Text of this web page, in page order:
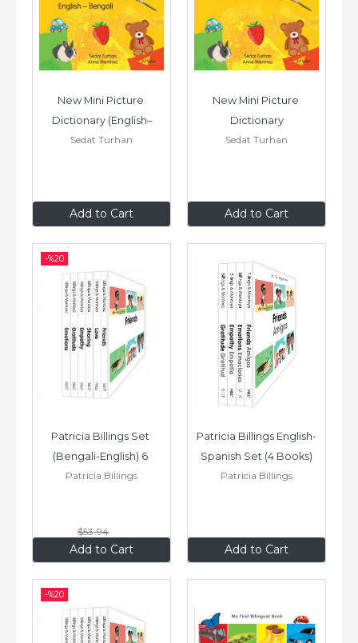
Add to Cart
New Mini Picture
Dictionary (English–
Bengali)
Sedat Turhan
$9.99 Add to Cart
New Mini Picture
Dictionary
Sedat Turhan
$9.99
-%20
Add to Cart
Patricia Billings Set
(Bengali-English) 6
Books: Emotions,
Patricia Billings
$53.94
$43 .15 Add to Cart
Patricia Billings English-
Spanish Set (4 Books)
Patricia Billings
$35.96
-%20